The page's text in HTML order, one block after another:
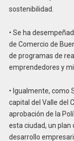
sostenibilidad.
• Se ha
de Comercio de
de programas de
emprendedores y
• Igualmente, como
capital del Valle del
aprobación de la
esta ciudad, un plan
desarrollo